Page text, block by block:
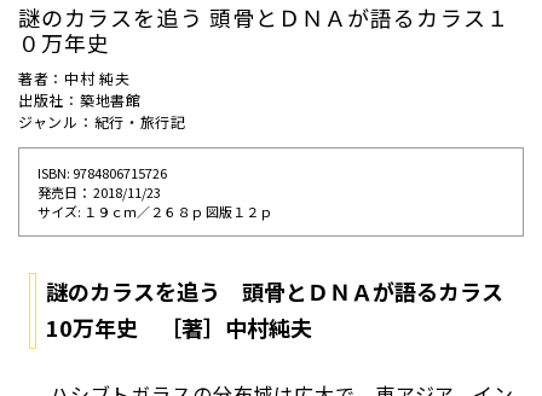
謎のカラスを追う 頭骨とＤＮＡが語るカラス１
０万年史
著者：中村 純夫
出版社：築地書館
ジャンル：紀行・旅行記
ISBN: 9784806715726
発売⽇： 2018/11/23
サイズ: １９ｃｍ／２６８ｐ 図版１２ｐ
謎のカラスを追う 頭骨とＤＮＡが語るカラス
10万年史 ［著］中村純夫